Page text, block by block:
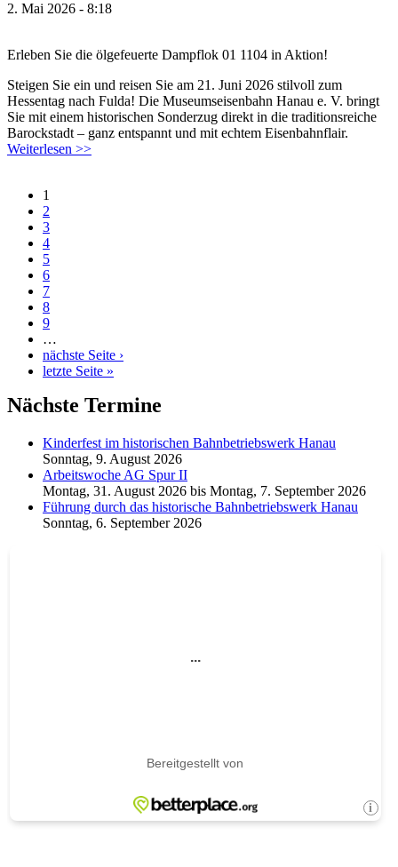
2. Mai 2026 - 8:18
Erleben Sie die ölgefeuerte Dampflok 01 1104 in Aktion!
Steigen Sie ein und reisen Sie am 21. Juni 2026 stilvoll zum
Hessentag nach Fulda! Die Museumseisenbahn Hanau e. V. bringt
Sie mit einem historischen Sonderzug direkt in die traditionsreiche
Barockstadt – ganz entspannt und mit echtem Eisenbahnflair.
Weiterlesen >>
1
2
3
4
5
6
7
8
9
…
nächste Seite ›
letzte Seite »
Nächste Termine
Kinderfest im historischen Bahnbetriebswerk Hanau
Sonntag, 9. August 2026
Arbeitswoche AG Spur II
Montag, 31. August 2026 bis Montag, 7. September 2026
Führung durch das historische Bahnbetriebswerk Hanau
Sonntag, 6. September 2026